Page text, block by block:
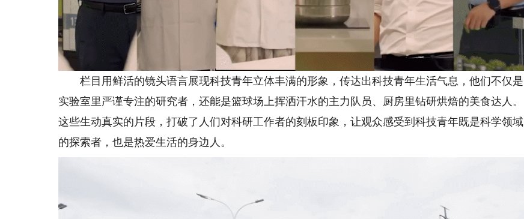
栏目用鲜活的镜头语言展现科技青年立体丰满的形象，传达出科技青年生活气息，他们不仅是
实验室里严谨专注的研究者，还能是篮球场上挥洒汗水的主力队员、厨房里钻研烘焙的美食达人。
这些生动真实的片段，打破了人们对科研工作者的刻板印象，让观众感受到科技青年既是科学领域
的探索者，也是热爱生活的身边人。